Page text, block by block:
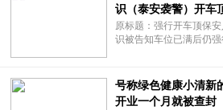
识（泰安袭警）开车
原标题：强行开车顶保
识被告知车位已满后仍
号称绿色健康小清新
开业一个月就被查封